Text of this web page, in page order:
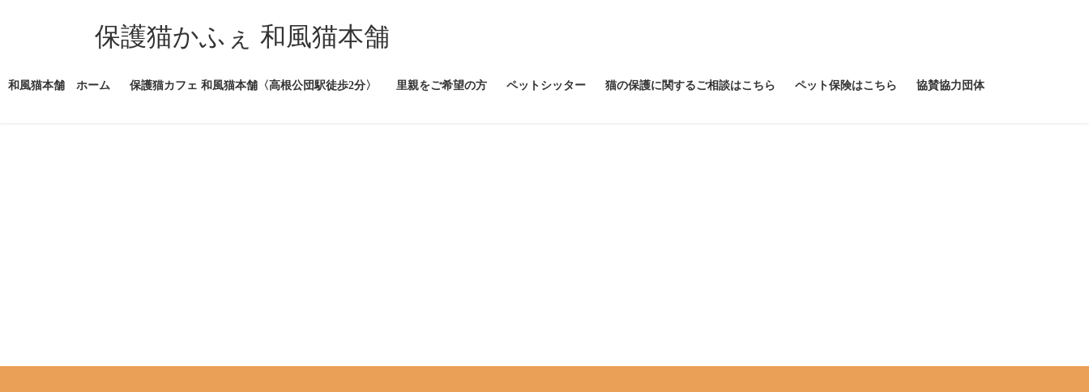
ツ
シ
保護猫かふぇ 和風猫本舗
和風猫本舗 ホーム 保護猫カフェ 和風猫本舗〈高根公団駅徒歩2分〉 里親をご希望の方 ペットシッター 猫の保護に関するご相談はこちら ペット保険はこちら 協賛協力団体